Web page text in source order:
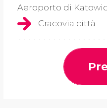
Aeroporto di
Cracovia città